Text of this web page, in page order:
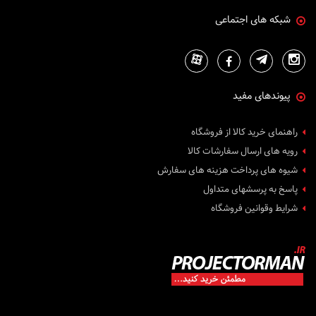
1200 لومنز
1600 انسی لومنز
700 انسی لومنز
3100 انسی لومن
6800 انسی لومن
150 انسی لومن
3700 انسی لومن
2100 انسی لومن
1700 انسی لومن
1500 انسی لومن
شبکه های اجتماعی
پیوندهای مفید
راهنمای خرید کالا از فروشگاه
رویه های ارسال سفارشات کالا
شیوه های پرداخت هزینه های سفارش
پاسخ به پرسشهای متداول
شرایط وقوانین فروشگاه